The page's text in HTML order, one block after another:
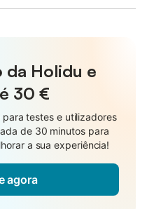
da Holidu e
30 €
testes e utilizadores
de 30 minutos para
a sua experiência!
agora